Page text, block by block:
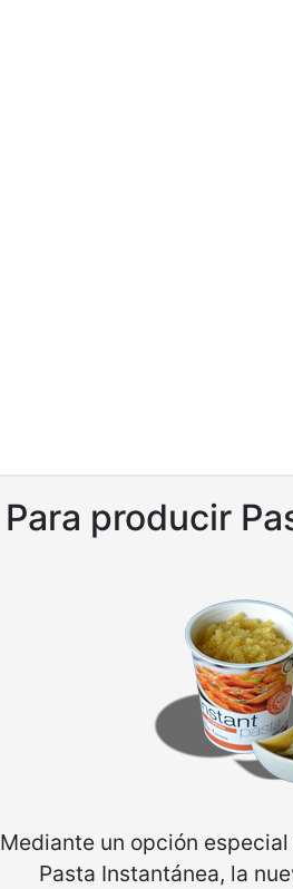
Para producir
Mediante un opción
Pasta Instantánea, la